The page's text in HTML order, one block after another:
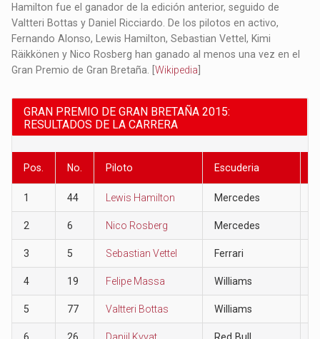
Hamilton fue el ganador de la edición anterior, seguido de
Valtteri Bottas y Daniel Ricciardo. De los pilotos en activo,
Fernando Alonso, Lewis Hamilton, Sebastian Vettel, Kimi
Räikkönen y Nico Rosberg han ganado al menos una vez en el
Gran Premio de Gran Bretaña. [Wikipedia
GRAN PREMIO DE GRAN BRETAÑA 2015:
RESULTADOS DE LA CARRERA
Pos. No. Piloto Escuderia
1 44 Lewis Hamilton Mercedes
2 6 Nico Rosberg Mercedes
3 5 Sebastian Vettel Ferrari
4 19 Felipe Massa Williams
5 77 Valtteri Bottas Williams